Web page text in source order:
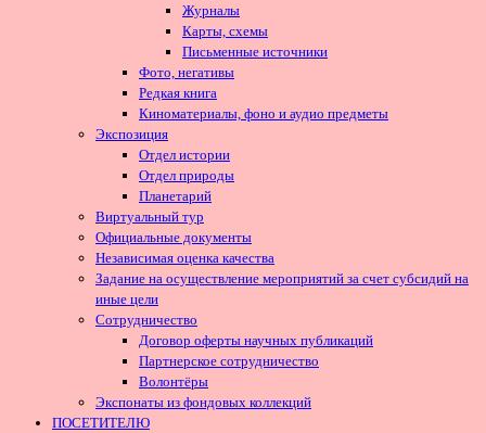
Журналы
Карты, схемы
Письменные источники
Фото, негативы
Редкая книга
Киноматериалы, фоно и аудио предметы
Экспозиция
Отдел истории
Отдел природы
Планетарий
Виртуальный тур
Официальные документы
Независимая оценка качества
Задание на осуществление мероприятий за счет субсидий на
иные цели
Сотрудничество
Договор оферты научных публикаций
Партнерское сотрудничество
Волонтёры
Экспонаты из фондовых коллекций
ПОСЕТИТЕЛЮ